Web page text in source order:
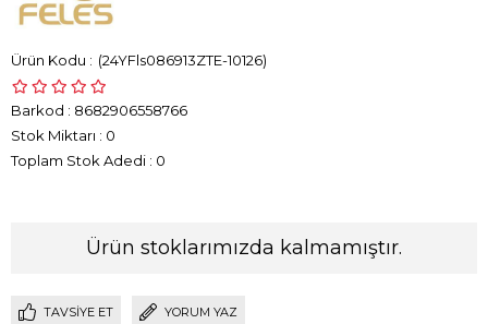
(24YFls086913ZTE-10126)
Barkod : 8682906558766
Stok Miktarı : 0
Toplam Stok Adedi : 0
Ürün stoklarımızda kalmamıştır.
TAVSIYE ET YORUM YAZ